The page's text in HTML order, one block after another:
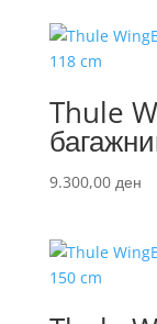
Thule
9.300,00 ден